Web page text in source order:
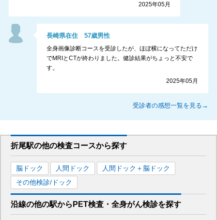
2025年05月
長崎県在住57歳男性
全身画像診断コースを受診したが、ほぼ横になってただけ
でMRIとCTが終わりました。健診結果がちょっと不安で
す。
2025年05月
受診者の感想一覧を見る→
折尾駅の他の検査コースから探す
脳ドック 人間ドック
人間ドック＋脳ドック
その他検診/ドック
沿線の他の駅から PET検査・全身がん検診を探す